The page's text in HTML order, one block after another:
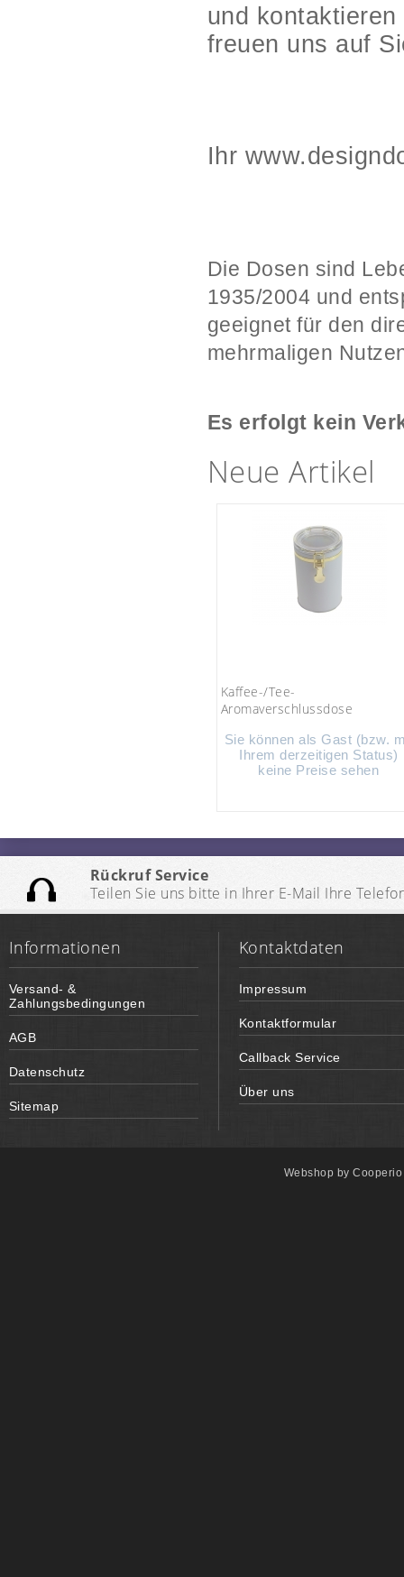
und
freuen uns auf
Ihr
Die Dosen sind
1935/2004 und
geeignet für den
mehrmaligen
Es erfolgt kein
Neue Artikel
Kaffee-/Tee-
Aromaverschlussdose
Sie können als Gast (bzw.
Ihrem derzeitigen Status)
keine Preise sehen
Rückruf Service
Teilen Sie uns bitte in Ihrer E-Mail Ihre
Informationen
Versand- &
Zahlungsbedingungen
AGB
Datenschutz
Sitemap
Kontaktdaten
Impressum
Kontaktformular
Callback Service
Über uns
Webshop by